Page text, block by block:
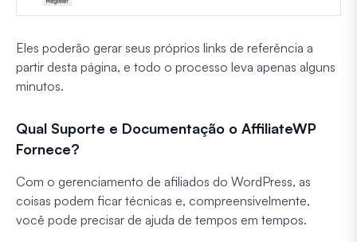
Eles poderão gerar seus próprios links de referência a
partir desta página, e todo o processo leva apenas alguns
minutos.
Qual Suporte e Documentação o AffiliateWP
Fornece?
Com o gerenciamento de afiliados do WordPress, as
coisas podem ficar técnicas e, compreensivelmente,
você pode precisar de ajuda de tempos em tempos.